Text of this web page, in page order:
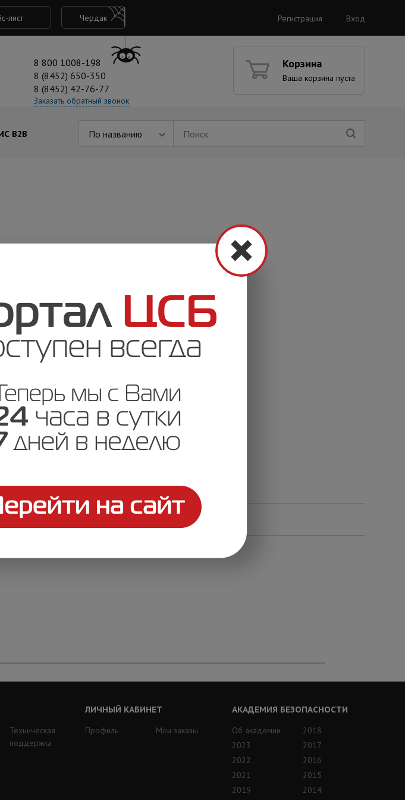
лист Чердак Регистрация Вход
8 800 1008-198
8 (8452) 650-350
8 (8452) 42-76-77
Заказать обратный звонок
Корзина
Ваша корзина пуста
B2B По названию
Техническая
поддержка
ЛИЧНЫЙ КАБИНЕТ
Профиль
Мои заказы
АКАДЕМИЯ БЕЗОПАСНОСТИ
Об академии
2023
2022
2021
2019
2018
2017
2016
2015
2014